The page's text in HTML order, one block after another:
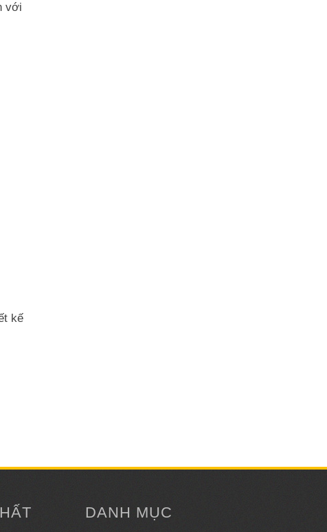
với
kế
DANH MỤC